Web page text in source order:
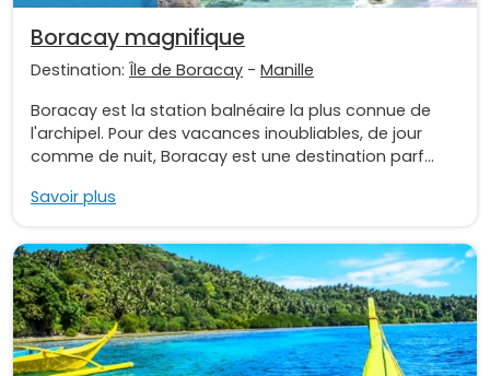
Boracay magnifique
Destination: Île de Boracay - Manille
Boracay est la station balnéaire la plus connue de
l'archipel. Pour des vacances inoubliables, de jour
comme de nuit, Boracay est une destination parf...
Savoir plus